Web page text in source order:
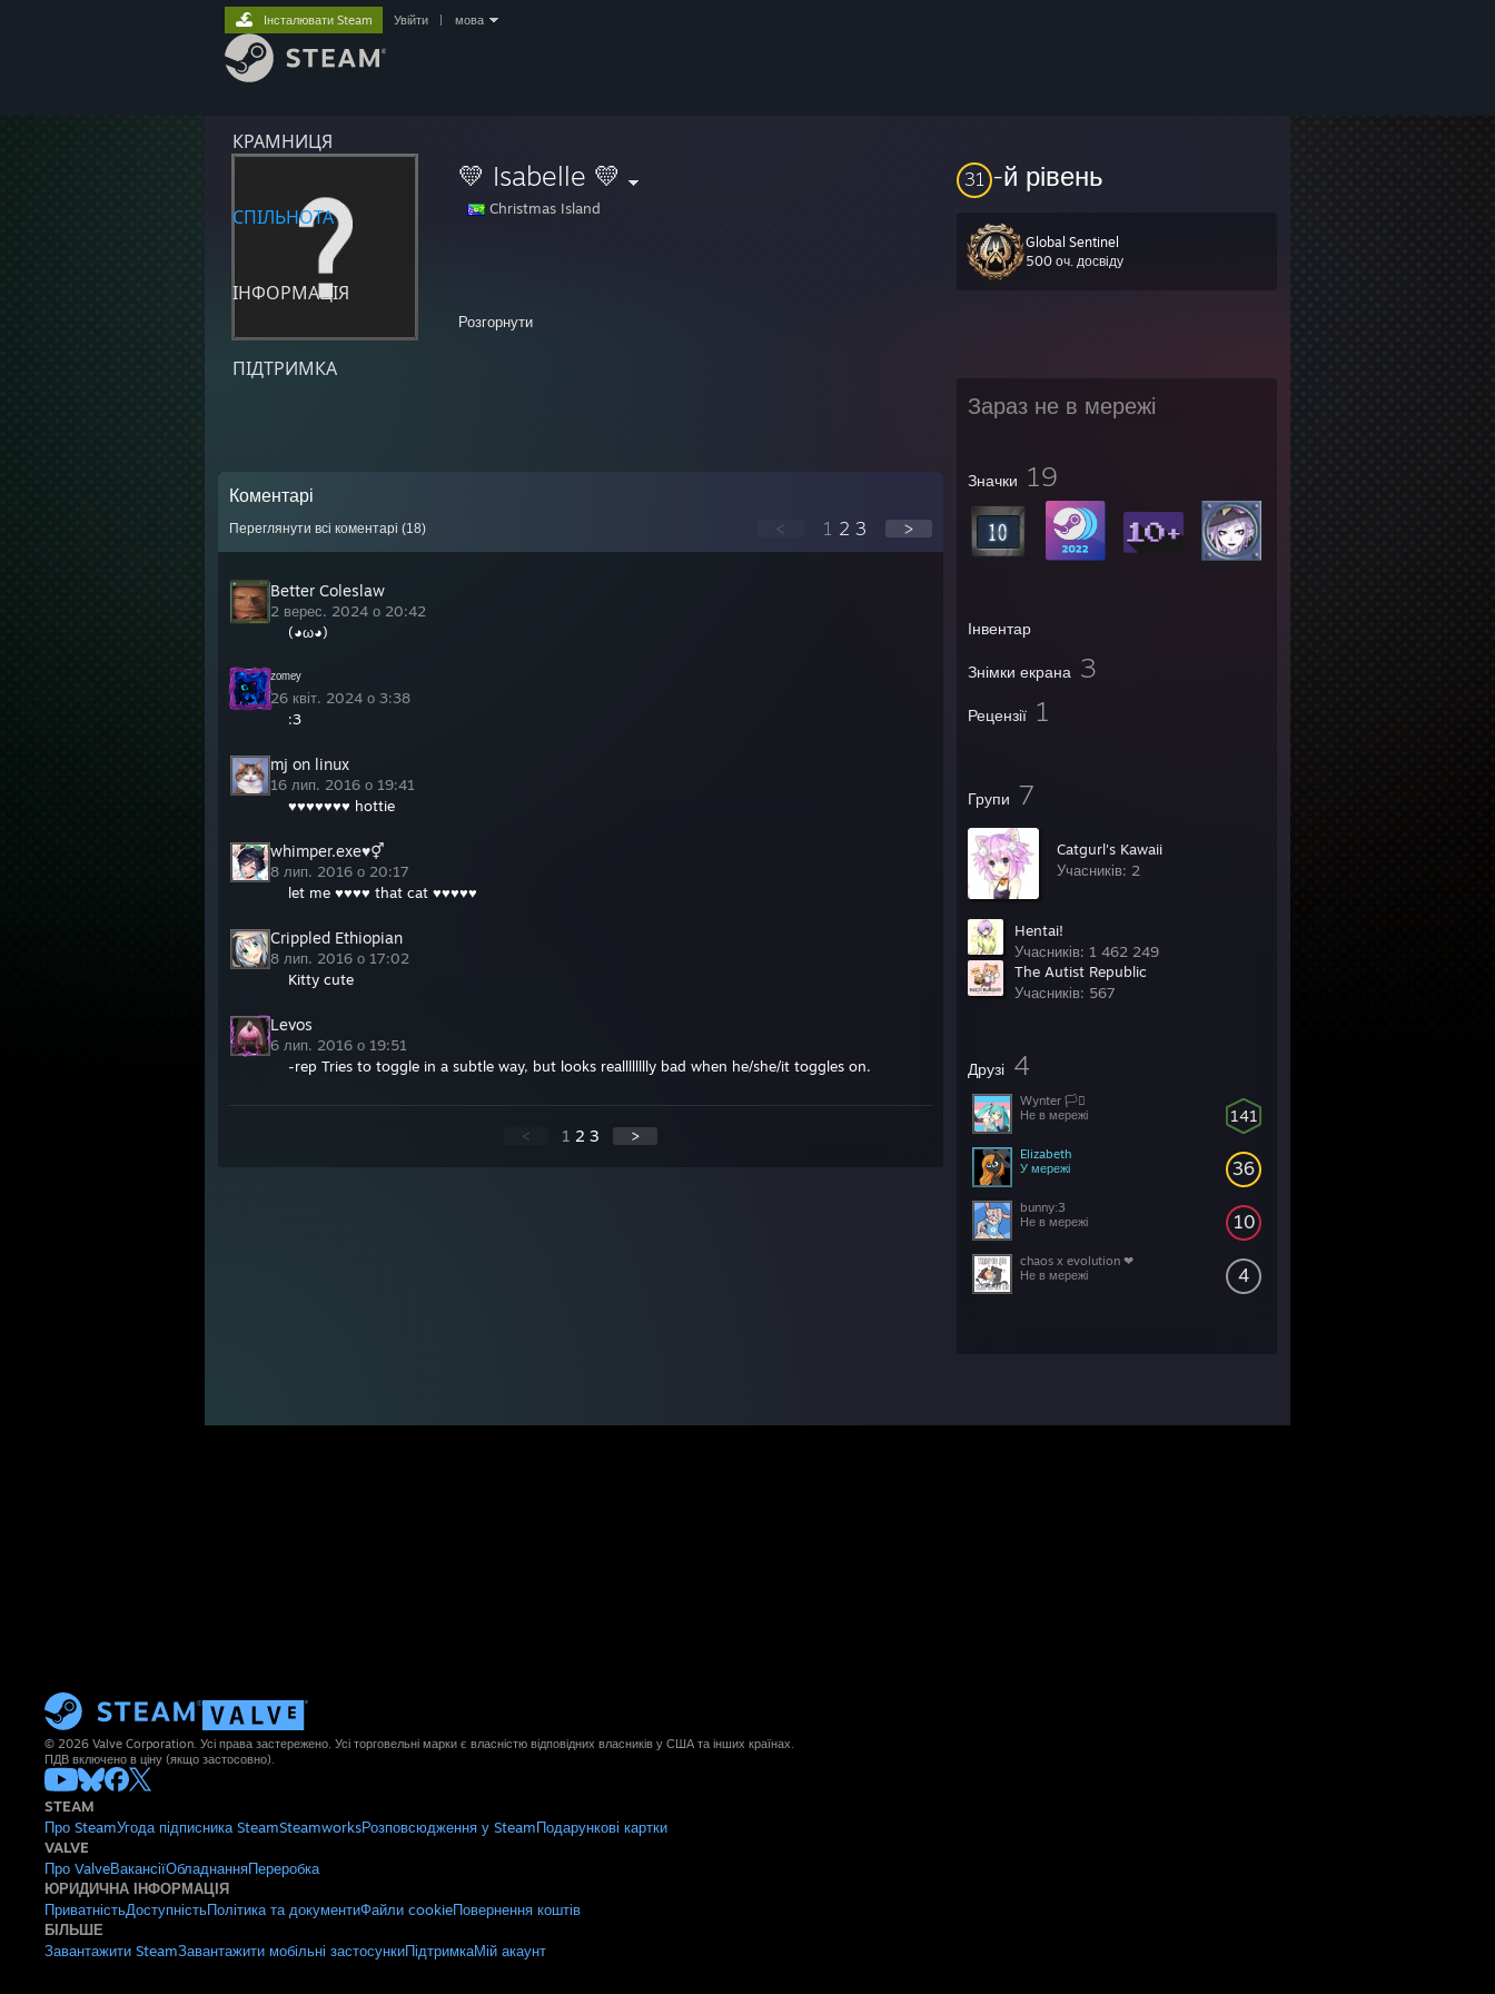
КРАМНИЦЯ
СПІЛЬНОТА
ІНФОРМАЦІЯ
ПІДТРИМКА
Інсталювати Steam Увійти мова
💛 Isabelle 💛
Christmas Island
12:19 AM - catgurl: i have so much\
Розгорнути
31 -й рівень
Global Sentinel
500 оч. досвіду
Зараз не в мережі
Значки 19
Інвентар
Знімки екрана 3
Рецензії 1
Групи 7
Catgurl's Kawaii
Учасників: 2
Hentai!
Учасників: 1 462 249
The Autist Republic
Учасників: 567
Друзі 4
141
Wynter 🏳️‍⚧
Не в мережі
36
Elizabeth
У мережі
10
bunny:3
Не в мережі
4
chaos x evolution ❤
Не в мережі
Коментарі
Переглянути всі коментарі (18) < 1 2 3 >
Better Coleslaw
2 верес. 2024 о 20:42
(◕ω◕)
ᶻᵒᵐᵉʸ
26 квіт. 2024 о 3:38
:3
mj on linux
16 лип. 2016 о 19:41
♥♥♥♥♥♥♥ hottie
whimper.exe♥⚥
8 лип. 2016 о 20:17
let me ♥♥♥♥ that cat ♥♥♥♥♥
Crippled Ethiopian
8 лип. 2016 о 17:02
Kitty cute
Levos
6 лип. 2016 о 19:51
-rep Tries to toggle in a subtle way, but looks realllllllly bad when he/she/it toggles on.
< 1 2 3 >
© 2026 Valve Corporation. Усі права застережено. Усі торговельні марки є власністю відповідних власників у США та інших країнах.
ПДВ включено в ціну (якщо застосовно).
STEAM
Про SteamУгода підписника SteamSteamworksРозповсюдження у SteamПодарункові картки
VALVE
Про ValveВакансіїОбладнанняПереробка
ЮРИДИЧНА ІНФОРМАЦІЯ
ПриватністьДоступністьПолітика та документиФайли cookieПовернення коштів
БІЛЬШЕ
Завантажити SteamЗавантажити мобільні застосункиПідтримкаМій акаунт